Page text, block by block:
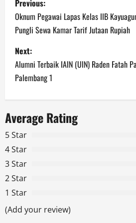
o
s
t
n
a
v
i
g
a
t
Previous:
Oknum Pegawai Lapas Kelas IIB
Pungli Sewa Kamar Tarif Jutaan Rupiah
Next:
Alumni Terbaik IAIN (UIN) Raden Fatah
Palembang 1
Average Rating
5 Star
4 Star
3 Star
2 Star
1 Star
(Add your review)